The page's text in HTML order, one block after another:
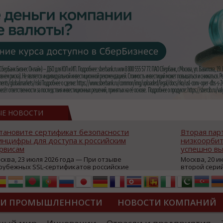
НОВОСТИ
сертификат безопасности
для доступа к российским
23 июля 2026 года — При отзыве
SSL-сертификатов российские
могут некорректно открываться в
браузерах (Google Chrome,
Edge и др.), а соединение с сервисами
ресурсы уже сообщили о
недоступности и ошибках при
из-за отзывов сертификатов
Вторая
успешно
Москва, 20
второй
аппаратов,
масштабной
интернет с
из
«Экономика
ПРОМЫШЛЕННОСТИ НОВОСТИ КОМПАНИЙ